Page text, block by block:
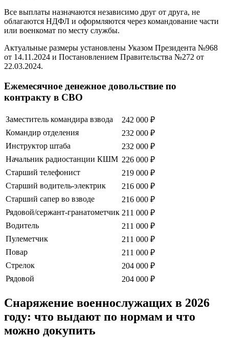
Все выплаты назначаются независимо друг от друга, не
облагаются НДФЛ и оформляются через командование части
или военкомат по месту службы.
Актуальные размеры установлены Указом Президента №968
от 14.11.2024 и Постановлением Правительства №272 от
22.03.2024.
Ежемесячное денежное довольствие по
контракту в СВО
Заместитель командира взвода
242 000 ₽
Командир отделения
232 000 ₽
Инструктор штаба
232 000 ₽
Начальник радиостанции КШМ 226 000 ₽
Старший телефонист
219 000 ₽
Старший водитель-электрик
216 000 ₽
Старший сапер во взводе
216 000 ₽
Рядовой/сержант-гранатометчик 211 000 ₽
Водитель
211 000 ₽
Пулеметчик
211 000 ₽
Повар
211 000 ₽
Стрелок
204 000 ₽
Рядовой
204 000 ₽
Снаряжение военнослужащих в 2026
году: что выдают по нормам и что
можно докупить